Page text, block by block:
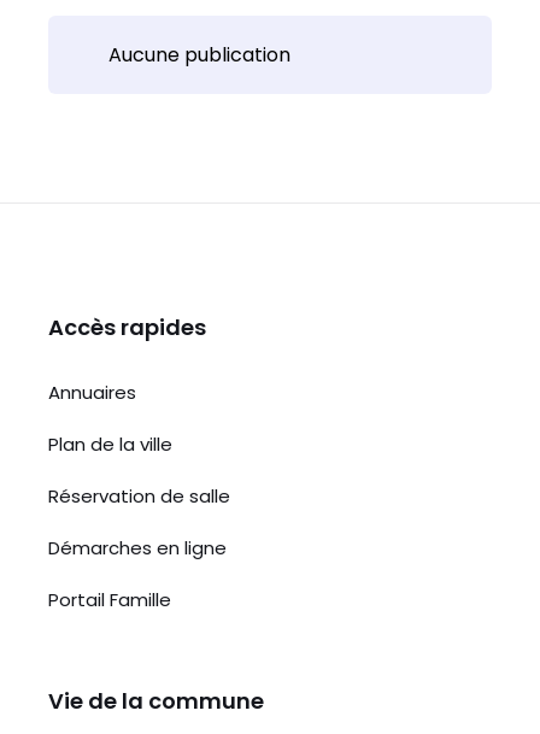
Aucune publication
Accès rapides
Annuaires
Plan de la ville
Réservation de salle
Démarches en ligne
Portail Famille
Vie de la commune